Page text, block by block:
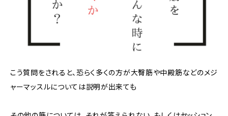
こう質問をされると、恐らく多くの方が大臀筋や中殿筋などのメジ
ャーマッスルについては説明が出来ても